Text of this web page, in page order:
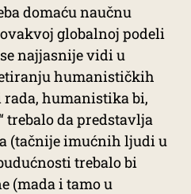
domaću naučnu
globalnoj podeli
najjasnije vidi u
humanističkih
humanistika bi,
trebalo da predstavlja
(tačnije imućnih ljudi u
trebalo bi
(mada i tamo u